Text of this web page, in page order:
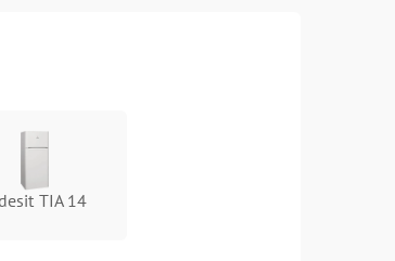
TIA 14